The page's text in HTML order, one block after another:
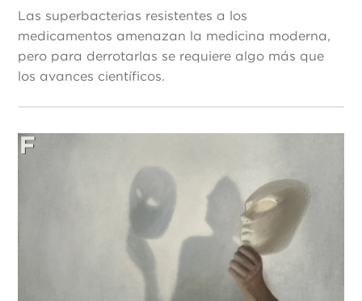
Las superbacterias resistentes a los
medicamentos amenazan la medicina moderna,
pero para derrotarlas se requiere algo más que
los avances científicos.